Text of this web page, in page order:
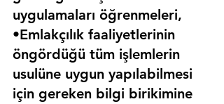
uygulamaları öğrenmeleri,
•Emlakçılık faaliyetlerinin
öngördüğü tüm işlemlerin
usulüne uygun yapılabilmesi
için gereken bilgi birikimine